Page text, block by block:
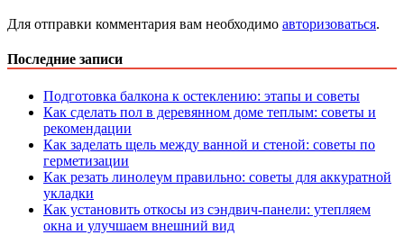
Для отправки комментария вам необходимо авторизоваться.
Последние записи
Подготовка балкона к остеклению: этапы и советы
Как сделать пол в деревянном доме теплым: советы и
рекомендации
Как заделать щель между ванной и стеной: советы по
герметизации
Как резать линолеум правильно: советы для аккуратной
укладки
Как установить откосы из сэндвич-панели: утепляем
окна и улучшаем внешний вид